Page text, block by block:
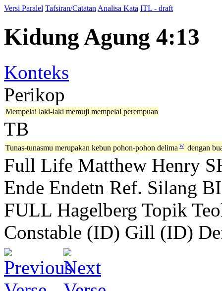
Versi Paralel Tafsiran/Catatan Analisa Kata ITL - draft
Kidung Agung 4:13
Konteks
Perikop
Mempelai laki-laki memuji mempelai perempuan
TB
Tunas-tunasmu merupakan kebun pohon-pohon delima w dengan
Full Life Matthew Henry
Ende Endetn Ref. Silang
FULL Hagelberg Topik
Constable (ID) Gill (ID)